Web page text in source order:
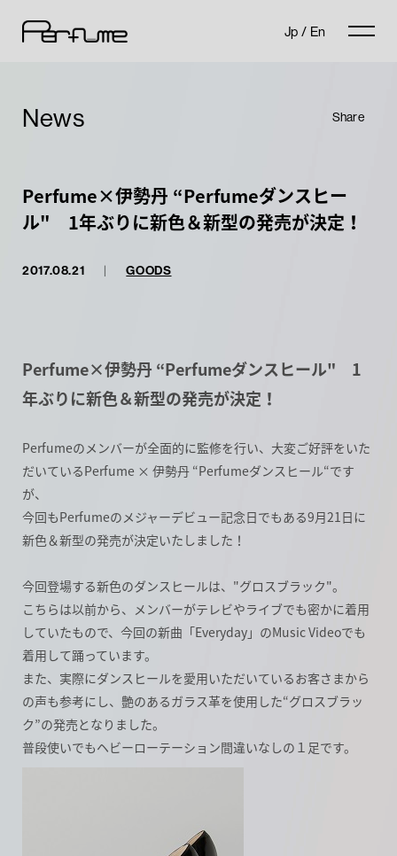
Jp / En
News Share
Perfume×伊勢丹 “Perfumeダンスヒー
ル" 1年ぶりに新色＆新型の発売が決定！
2017.08.21 | GOODS
Perfume×伊勢丹 “Perfumeダンスヒール" 1
年ぶりに新色＆新型の発売が決定！
Perfumeのメンバーが全面的に監修を行い、大変ご好評をいた
だいているPerfume × 伊勢丹 “Perfumeダンスヒール“です
が、
今回もPerfumeのメジャーデビュー記念日でもある9月21日に
新色＆新型の発売が決定いたしました！
今回登場する新色のダンスヒールは、"グロスブラック"。
こちらは以前から、メンバーがテレビやライブでも密かに着用
していたもので、今回の新曲「Everyday」のMusic Videoでも
着用して踊っています。
また、実際にダンスヒールを愛用いただいているお客さまから
の声も参考にし、艶のあるガラス革を使用した“グロスブラッ
ク”の発売となりました。
普段使いでもヘビーローテーション間違いなしの１足です。